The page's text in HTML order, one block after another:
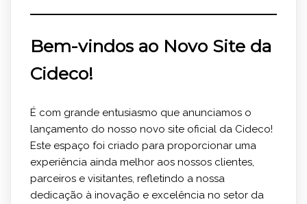
Bem-vindos ao Novo Site da
Cideco!
É com grande entusiasmo que anunciamos o
lançamento do nosso novo site oficial da Cideco!
Este espaço foi criado para proporcionar uma
experiência ainda melhor aos nossos clientes,
parceiros e visitantes, refletindo a nossa
dedicação à inovação e excelência no setor da